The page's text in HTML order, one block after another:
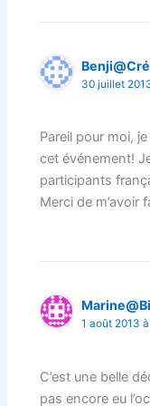
30 juillet
Pareil pour moi,
cet événement!
participants
Merci de m’avoir
1 août 2013
C’est une belle
pas encore eu